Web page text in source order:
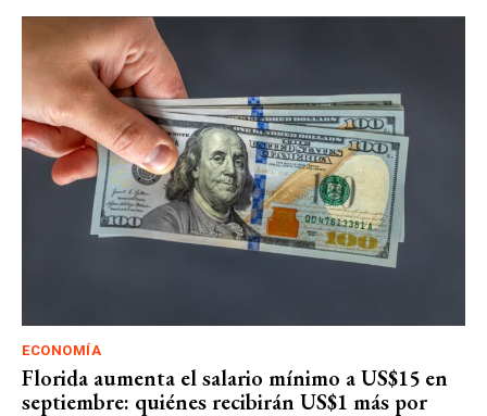
ECONOMÍA
Florida aumenta el salario mínimo a US$15 en
septiembre: quiénes recibirán US$1 más por